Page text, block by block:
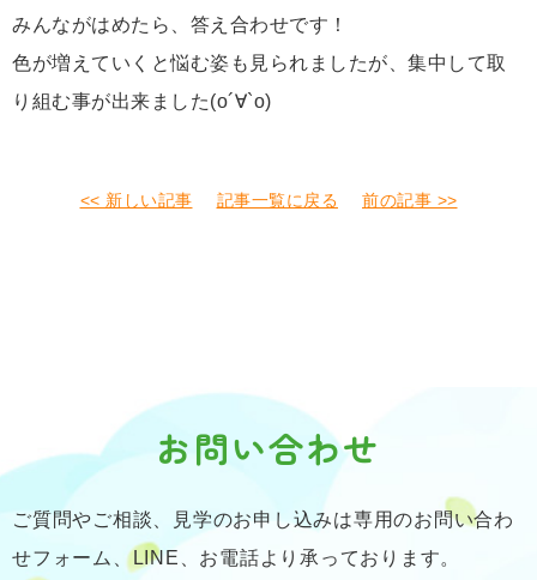
みんながはめたら、答え合わせです！
色が増えていくと悩む姿も見られましたが、集中して取
り組む事が出来ました(о´∀`о)
<< 新しい記事 記事一覧に戻る 前の記事 >>
お問い合わせ
ご質問やご相談、見学のお申し込みは専用のお問い合わ
せフォーム、LINE、お電話より承っております。